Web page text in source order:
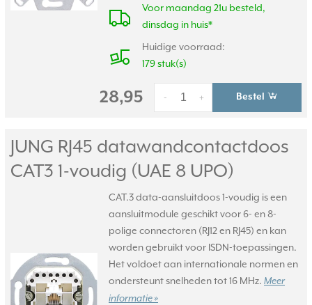
Voor maandag 21u besteld,
dinsdag in huis*
Huidige voorraad:
179 stuk(s)
28,95 +
- Bestel
JUNG RJ45 datawandcontactdoos
CAT3 1-voudig (UAE 8 UPO)
CAT.3 data-aansluitdoos 1-voudig is een
aansluitmodule geschikt voor 6- en 8-
polige connectoren (RJ12 en RJ45) en kan
worden gebruikt voor ISDN-toepassingen.
Het voldoet aan internationale normen en
ondersteunt snelheden tot 16 MHz. Meer
informatie »